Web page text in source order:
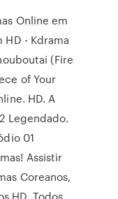
Online em
HD - Kdrama
(Fire
of Your
HD. A
Legendado.
01
Assistir
Coreanos,
HD. Todos